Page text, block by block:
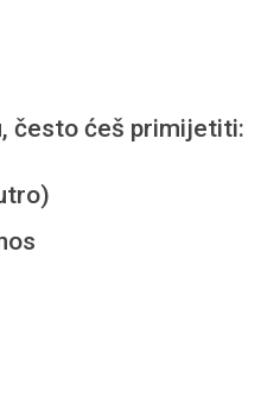
često ćeš primijetiti: